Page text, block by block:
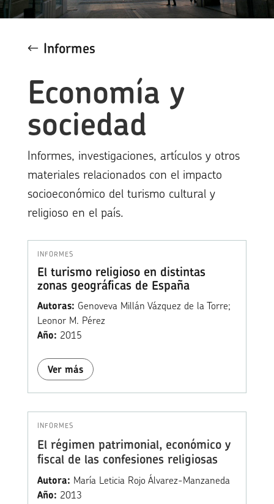
Informes
Economía y
sociedad
Informes, investigaciones, artículos y otros
materiales relacionados con el impacto
socioeconómico del turismo cultural y
religioso en el país.
INFORMES
El turismo religioso en distintas
zonas geográficas de España
Autoras: Genoveva Millán Vázquez de la Torre;
Leonor M. Pérez
Año: 2015
Ver más
INFORMES
El régimen patrimonial, económico y
fiscal de las confesiones religiosas
Autora: María Leticia Rojo Álvarez-Manzaneda
Año: 2013